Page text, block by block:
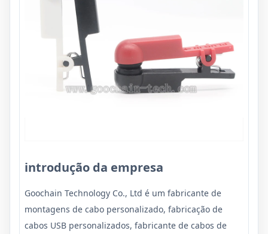
introdução da empresa
Goochain Technology Co., Ltd é um fabricante de
montagens de cabo personalizado, fabricação de
cabos USB personalizados, fabricante de cabos de